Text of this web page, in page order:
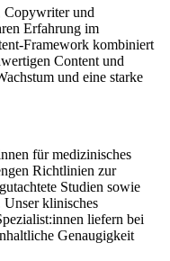
Copywriter und
Erfahrung im
Framework kombiniert
Content und
und eine starke
für medizinisches
Richtlinien zur
Studien sowie
Unser klinisches
liefern bei
Genaugigkeit